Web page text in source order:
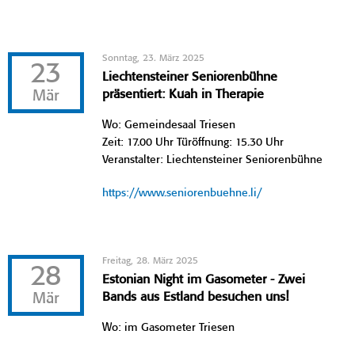
23
Mär
Sonntag, 23. März 2025
Liechtensteiner Seniorenbühne
präsentiert: Kuah in Therapie
Wo: Gemeindesaal Triesen
Zeit: 17.00 Uhr Türöffnung: 15.30 Uhr
Veranstalter: Liechtensteiner Seniorenbühne
https://www.seniorenbuehne.li/
28
Mär
Freitag, 28. März 2025
Estonian Night im Gasometer - Zwei
Bands aus Estland besuchen uns!
Wo: im Gasometer Triesen